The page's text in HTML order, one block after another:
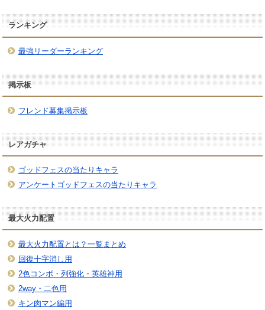
ランキング
最強リーダーランキング
掲示板
フレンド募集掲示板
レアガチャ
ゴッドフェスの当たりキャラ
アンケートゴッドフェスの当たりキャラ
最大火力配置
最大火力配置とは？一覧まとめ
回復十字消し用
2色コンボ・列強化・英雄神用
2way・二色用
キン肉マン編用